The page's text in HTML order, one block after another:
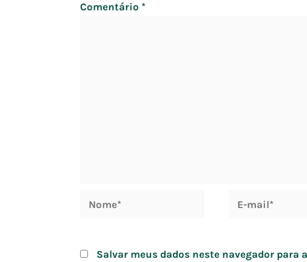
Comentário *
Salvar meus dados neste navegador para